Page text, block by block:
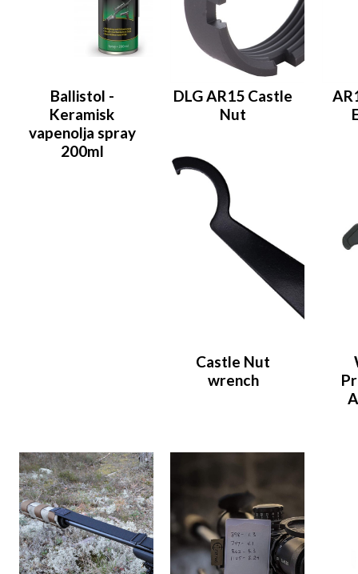
Ballistol -
Keramisk
vapenolja spray
200ml
DLG AR15 Castle
Nut
Castle Nut
wrench